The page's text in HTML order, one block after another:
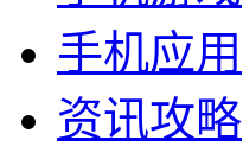
手机应用
资讯攻略